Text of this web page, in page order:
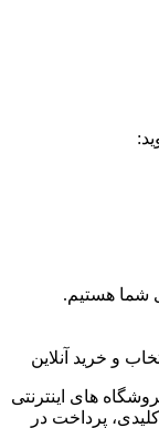
و خرید آنلاین
های اینترنتی
پرداخت در